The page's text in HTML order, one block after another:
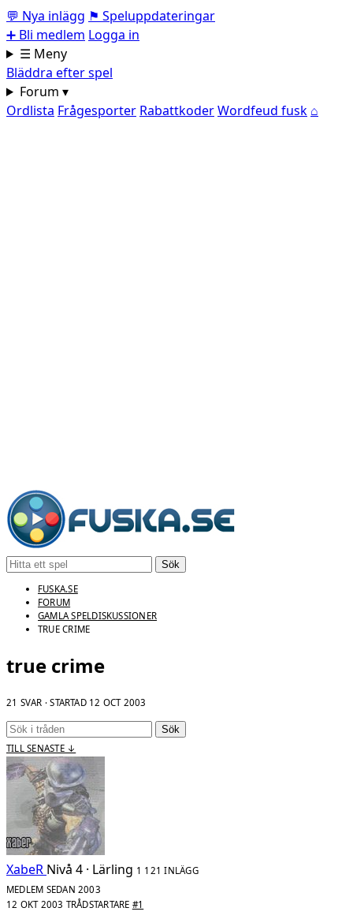
💬 Nya inlägg ⚑ Speluppdateringar
➕ Bli medlem Logga in
☰ Meny
Bläddra efter spel
Forum ▾
Ordlista Frågesporter RabattkoderWordfeud fusk ⌂
Sök
FUSKA.SE
FORUM
GAMLA SPELDISKUSSIONER
TRUE CRIME
true crime
21 SVAR · STARTAD 12 OCT 2003
Sök
TILL SENASTE ↓
XabeR Nivå 4 · Lärling 1 121 INLÄGG
MEDLEM SEDAN 2003
12 OKT 2003 TRÅDSTARTARE #1